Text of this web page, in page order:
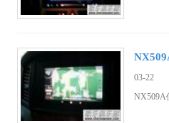
03-22
NX509A